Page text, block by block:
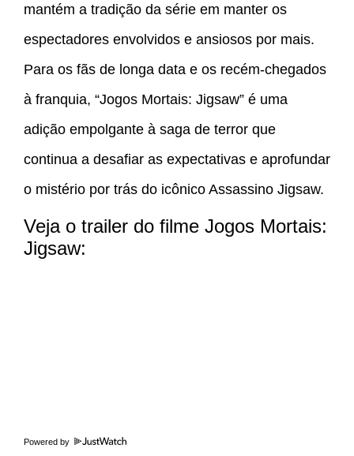
mantém a tradição da série em manter os
espectadores envolvidos e ansiosos por mais.
Para os fãs de longa data e os recém-chegados
à franquia, “Jogos Mortais: Jigsaw” é uma
adição empolgante à saga de terror que
continua a desafiar as expectativas e aprofundar
o mistério por trás do icônico Assassino Jigsaw.
Veja o trailer do filme Jogos Mortais:
Jigsaw:
Powered by